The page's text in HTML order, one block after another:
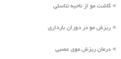
» کاشت مو از ناحیه تناسلی
» ریزش مو در دوران بارداری
» درمان ریزش موی عصبی